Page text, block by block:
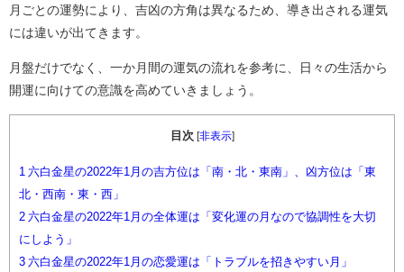
月ごとの運勢により、吉凶の方角は異なるため、導き出される運気
には違いが出てきます。
月盤だけでなく、一か月間の運気の流れを参考に、日々の生活から
開運に向けての意識を高めていきましょう。
目次 非表示]
1 六白金星の2022年1月の吉方位は「南・北・東南」、凶方位は「東
北・西南・東・西」
2 六白金星の2022年1月の全体運は「変化運の月なので協調性を大切
にしよう」
3 六白金星の2022年1月の恋愛運は「トラブルを招きやすい月」